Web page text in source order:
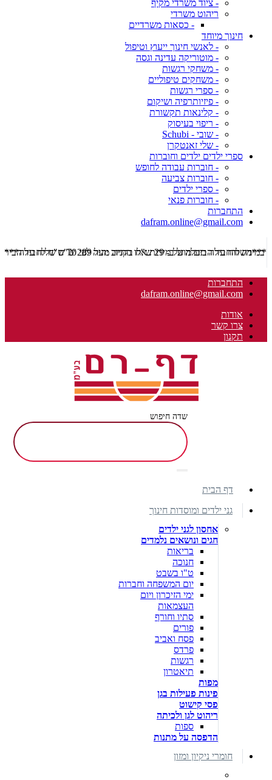
- ציוד משרדי מקיף
ריהוט משרדי
- כסאות משרדיים
חינוך מיוחד
- לאנשי חינוך ייעוץ וטיפול
- מוטוריקה עדינה וגסה
- משחקי רגשות
- משחקים טיפוליים
- ספרי רגשות
- פיזיותרפיה ושיקום
- קלינאות תקשורת
- ריפוי בעיסוק
- שובי - Schubi
- שלי זאנטקרן
ספרי ילדים ילדים וחוברות
- חוברות עבודה לחופש
- חוברות צביעה
- ספרי ילדים
- חוברות פנאי
התחברות
dafram.online@gmail.com
***משלוח עד הבית מוזל ב- 29 ש"ח בקניה מעל 289 ש"ח שליח עד הבית ***
התחברות
dafram.online@gmail.com
אודות
צרו קשר
תקנון
שדה חיפוש
דף הבית
גני ילדים ומוסדות חינוך
אחסון לגני ילדים
חגים ונושאים נלמדים
בריאות
חנוכה
ט"ו בשבט
יום המשפחה וחברות
ימי הזיכרון ויום
העצמאות
סתיו וחורף
פורים
פסח ואביב
פרדס
רגשות
תיאטרון
מפות
פינות פעילות בגן
פסי קישוט
ריהוט לגן ולכיתה
ספות
הדפסה על מתנות
חומרי ניקיון ומזון